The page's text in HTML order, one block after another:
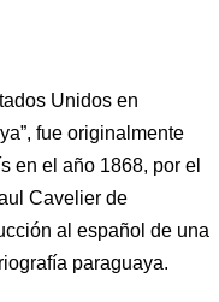
Unidos en
fue originalmente
en el año 1868, por el
Cavelier de
al español de una
paraguaya.